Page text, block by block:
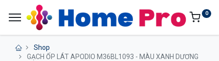
0
Shop
GẠCH ỐP LÁT APODIO M36BL1093 - MÀU XANH DƯƠNG